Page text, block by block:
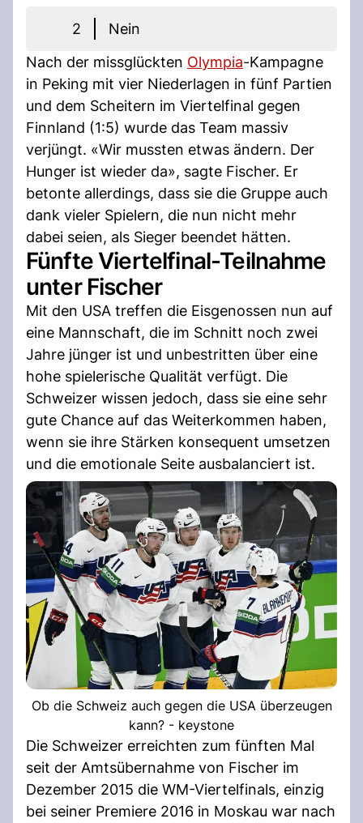
2
Nein
Nach der missglückten Olympia-Kampagne
in Peking mit vier Niederlagen in fünf Partien
und dem Scheitern im Viertelfinal gegen
Finnland (1:5) wurde das Team massiv
verjüngt. «Wir mussten etwas ändern. Der
Hunger ist wieder da», sagte Fischer. Er
betonte allerdings, dass sie die Gruppe auch
dank vieler Spielern, die nun nicht mehr
dabei seien, als Sieger beendet hätten.
Fünfte Viertelfinal-Teilnahme
unter Fischer
Mit den USA treffen die Eisgenossen nun auf
eine Mannschaft, die im Schnitt noch zwei
Jahre jünger ist und unbestritten über eine
hohe spielerische Qualität verfügt. Die
Schweizer wissen jedoch, dass sie eine sehr
gute Chance auf das Weiterkommen haben,
wenn sie ihre Stärken konsequent umsetzen
und die emotionale Seite ausbalanciert ist.
Ob die Schweiz auch gegen die USA überzeugen
kann? - keystone
Die Schweizer erreichten zum fünften Mal
seit der Amtsübernahme von Fischer im
Dezember 2015 die WM-Viertelfinals, einzig
bei seiner Premiere 2016 in Moskau war nach